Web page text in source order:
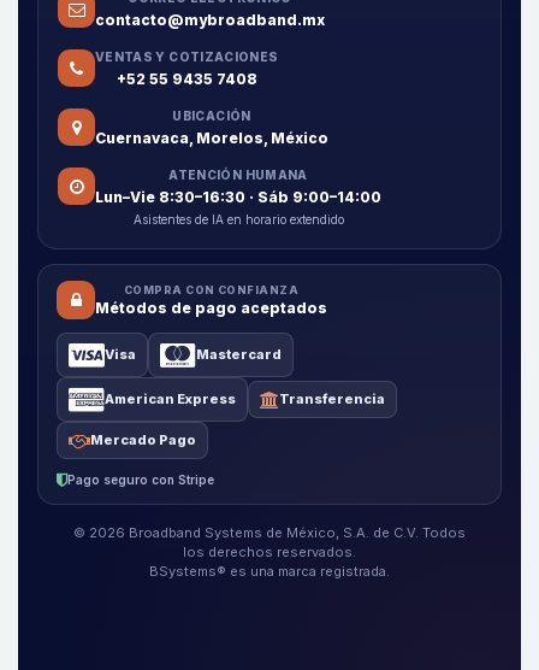
contacto@mybroadband.mx
VENTAS Y COTIZACIONES
+52 55 9435 7408
UBICACIÓN
Cuernavaca, Morelos, México
ATENCIÓN HUMANA
Lun–Vie 8:30–16:30 · Sáb 9:00–14:00
Asistentes de IA en horario extendido
COMPRA CON CONFIANZA
Métodos de pago aceptados
Visa Mastercard
American Express Transferencia
Mercado Pago
Pago seguro con Stripe
© 2026 Broadband Systems de México, S.A. de C.V. Todos
los derechos reservados.
BSystems® es una marca registrada.